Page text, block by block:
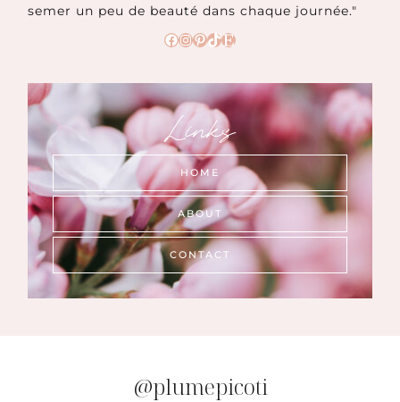
semer un peu de beauté dans chaque journée."
Facebook
Instagram
Pinterest
TikTok
Etsy
Links
HOME
ABOUT
CONTACT
@plumepicoti